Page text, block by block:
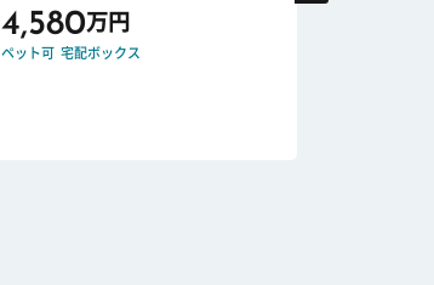
4,580万円
ペット可 宅配ボックス